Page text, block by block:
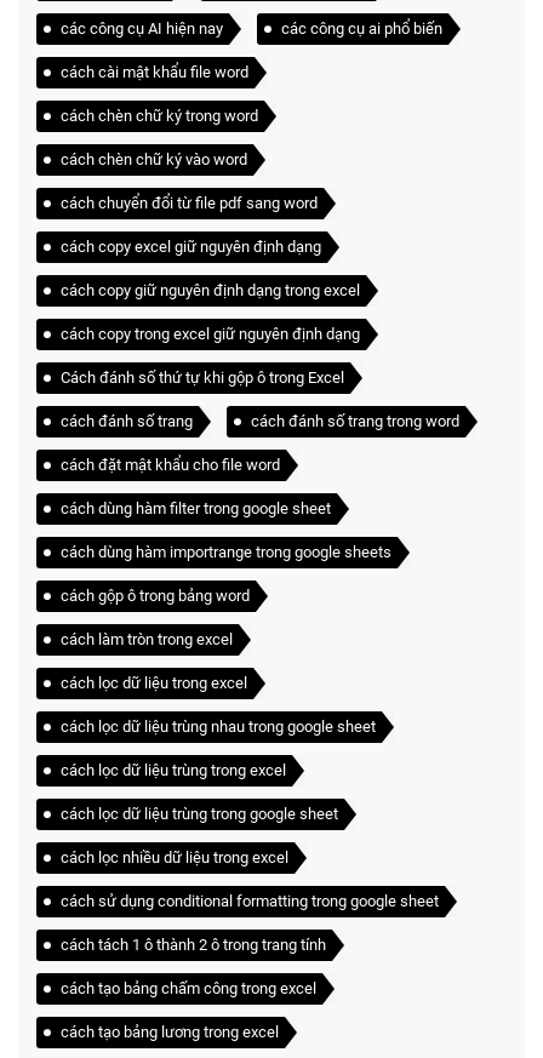
các công cụ AI hiện nay các công cụ ai phổ biến
cách cài mật khẩu file word
cách chèn chữ ký trong word
cách chèn chữ ký vào word
cách chuyển đổi từ file pdf sang word
cách copy excel giữ nguyên định dạng
cách copy giữ nguyên định dạng trong excel
cách copy trong excel giữ nguyên định dạng
Cách đánh số thứ tự khi gộp ô trong Excel
cách đánh số trang cách đánh số trang trong word
cách đặt mật khẩu cho file word
cách dùng hàm filter trong google sheet
cách dùng hàm importrange trong google sheets
cách gộp ô trong bảng word
cách làm tròn trong excel
cách lọc dữ liệu trong excel
cách lọc dữ liệu trùng nhau trong google sheet
cách lọc dữ liệu trùng trong excel
cách lọc dữ liệu trùng trong google sheet
cách lọc nhiều dữ liệu trong excel
cách sử dụng conditional formatting trong google sheet
cách tách 1 ô thành 2 ô trong trang tính
cách tạo bảng chấm công trong excel
cách tạo bảng lương trong excel